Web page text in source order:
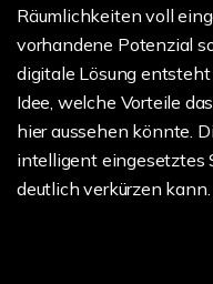
Räumlichkeiten voll
vorhandene Potenzial
digitale Lösung
Idee, welche Vorteile
hier aussehen könnte.
intelligent eingesetztes
deutlich verkürzen kann.